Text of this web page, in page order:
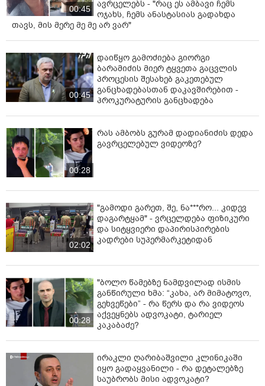
00:45
ავრცელებს - "რაც ეს ამბავი ჩემს
ოჯახს, ჩემს ანასტასიას გადახდა
თავს, მის მერე მე მე არ ვარ"
00:45
დაიწყო გამოძიება გიორგი
ბარამიძის მიერ ტყვეთა გაცვლის
პროცესის შესახებ გაკეთებულ
განცხადებასთან დაკავშირებით -
პროკურატურის განცხადება
00:28
რას ამბობს გურამ დადიანიძის დედა
გავრცელებულ ვიდეოზე?
02:02
"გამოდი გარეთ, შე, ნა***რო... კიდევ
დაგარტყამ" - ვრცელდება ფიზიკური
და სიტყვიერი დაპირისპირების
კადრები სუპერმარკეტიდან
00:28
"ბოლო წამებზე ნამდვილად ისმის
განწირული ხმა: “კახა, არ მიმატოვო,
გეხვეწები” - რა წერს და რა ვიდეოს
აქვეყნებს ადვოკატი, ტარიელ
კაკაბაძე?
ირაკლი ღარიბაშვილი კლინიკაში
იყო გადაყვანილი - რა დეტალებზე
საუბრობს მისი ადვოკატი?